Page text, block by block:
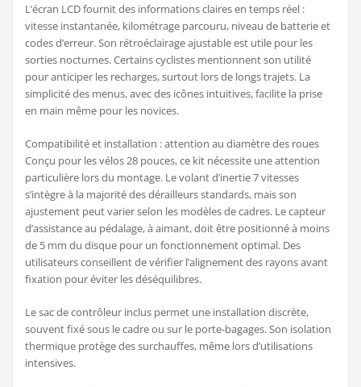
L’écran LCD fournit des informations claires en temps réel :
vitesse instantanée, kilométrage parcouru, niveau de batterie et
codes d’erreur. Son rétroéclairage ajustable est utile pour les
sorties nocturnes. Certains cyclistes mentionnent son utilité
pour anticiper les recharges, surtout lors de longs trajets. La
simplicité des menus, avec des icônes intuitives, facilite la prise
en main même pour les novices.
Compatibilité et installation : attention au diamètre des roues
Conçu pour les vélos 28 pouces, ce kit nécessite une attention
particulière lors du montage. Le volant d’inertie 7 vitesses
s’intègre à la majorité des dérailleurs standards, mais son
ajustement peut varier selon les modèles de cadres. Le capteur
d’assistance au pédalage, à aimant, doit être positionné à moins
de 5 mm du disque pour un fonctionnement optimal. Des
utilisateurs conseillent de vérifier l’alignement des rayons avant
fixation pour éviter les déséquilibres.
Le sac de contrôleur inclus permet une installation discrète,
souvent fixé sous le cadre ou sur le porte-bagages. Son isolation
thermique protège des surchauffes, même lors d’utilisations
intensives.